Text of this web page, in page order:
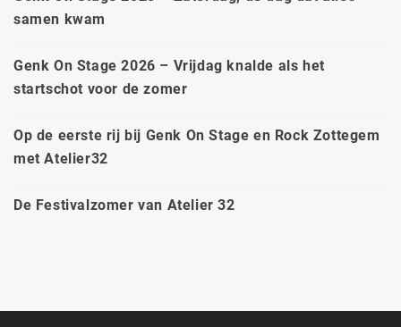
samen kwam
Genk On Stage 2026 – Vrijdag knalde als het
startschot voor de zomer
Op de eerste rij bij Genk On Stage en Rock Zottegem
met Atelier32
De Festivalzomer van Atelier 32